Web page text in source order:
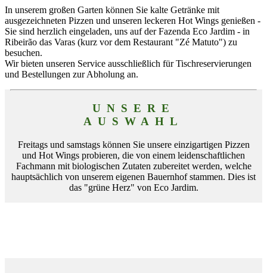
In unserem großen Garten können Sie kalte Getränke mit
ausgezeichneten Pizzen und unseren leckeren Hot Wings genießen -
Sie sind herzlich eingeladen, uns auf der Fazenda Eco Jardim - in
Ribeirão das Varas (kurz vor dem Restaurant "Zé Matuto") zu
besuchen.
Wir bieten unseren Service ausschließlich für Tischreservierungen
und Bestellungen zur Abholung an.
UNSERE
AUSWAHL
Freitags und samstags können Sie unsere einzigartigen Pizzen
und Hot Wings probieren, die von einem leidenschaftlichen
Fachmann mit biologischen Zutaten zubereitet werden, welche
hauptsächlich von unserem eigenen Bauernhof stammen. Dies ist
das "grüne Herz" von Eco Jardim.